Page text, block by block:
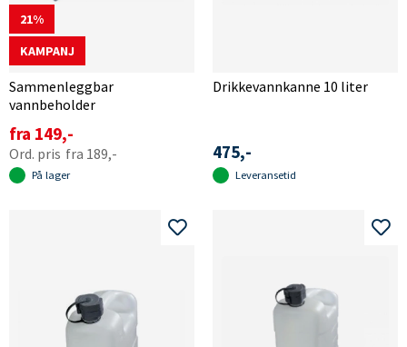
21
KAMPANJ
Sammenleggbar
vannbeholder
fra 149,-
fra 189,-
På lager
Drikkevannkanne 10 liter
475,-
Leveransetid